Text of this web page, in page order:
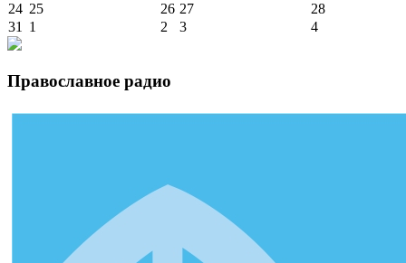
24 25 26 27
28
31 1 2 3 4
Православное радио